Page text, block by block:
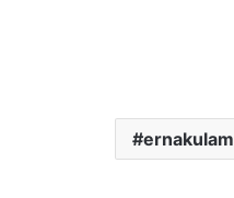
ernakulam